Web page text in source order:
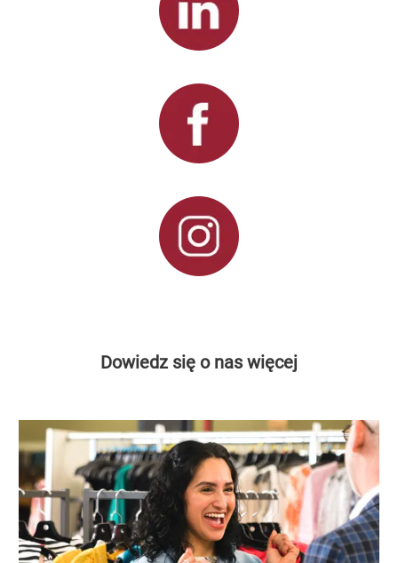
Dowiedz się o nas więcej